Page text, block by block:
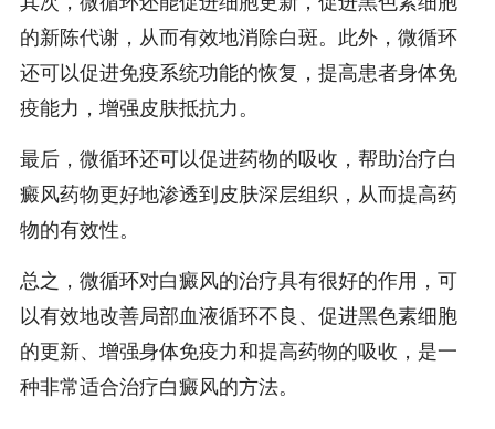
的新陈代谢，从而有效地消除白斑。此外，微循环
还可以促进免疫系统功能的恢复，提高患者身体免
疫能力，增强皮肤抵抗力。
最后，微循环还可以促进药物的吸收，帮助治疗白
癜风药物更好地渗透到皮肤深层组织，从而提高药
物的有效性。
总之，微循环对白癜风的治疗具有很好的作用，可
以有效地改善局部血液循环不良、促进黑色素细胞
的更新、增强身体免疫力和提高药物的吸收，是一
种非常适合治疗白癜风的方法。